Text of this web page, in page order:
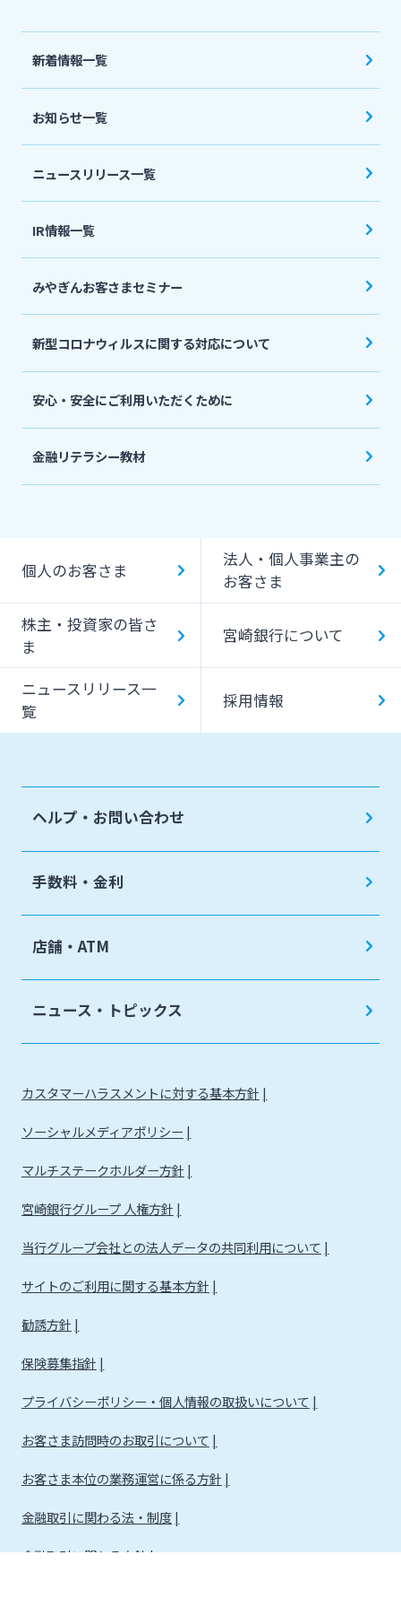
株主・投資家の皆さま
ニュースリリース一覧
採用情報
新着情報一覧
お知らせ一覧
ニュースリリース一覧
IR情報一覧
みやぎんお客さまセミナー
新型コロナウィルスに関する対応について
安心・安全にご利用いただくために
金融リテラシー教材
個人のお客さま
法人・個人事業主の
お客さま
株主・投資家の皆さ
ま
宮崎銀行について
ニュースリリース一
覧
採用情報
ヘルプ・お問い合わせ
手数料・金利
店舗・ATM
ニュース・トピックス
カスタマーハラスメントに対する基本方針
ソーシャルメディアポリシー
マルチステークホルダー方針
宮崎銀行グループ 人権方針
当行グループ会社との法人データの共同利用について
サイトのご利用に関する基本方針
勧誘方針
保険募集指針
プライバシーポリシー・個人情報の取扱いについて
お客さま訪問時のお取引について
お客さま本位の業務運営に係る方針
金融取引に関わる法・制度
金融取引に関わる方針